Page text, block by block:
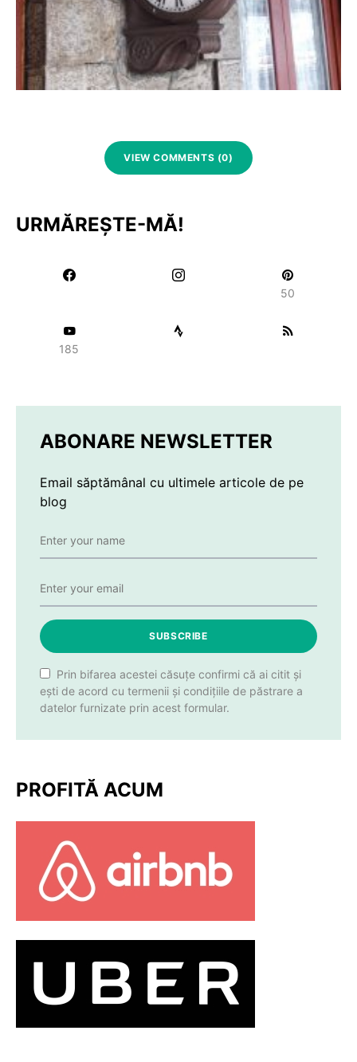
VIEW COMMENTS (0)
URMĂREȘTE-MĂ!
50
185
ABONARE NEWSLETTER
Email săptămânal cu ultimele articole de pe
blog
SUBSCRIBE
Prin bifarea acestei căsuțe confirmi că ai citit și
ești de acord cu termenii și condițiile de păstrare a
datelor furnizate prin acest formular.
PROFITĂ ACUM